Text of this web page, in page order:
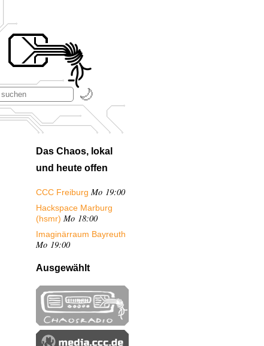
Das Chaos, lokal
und heute offen
CCC Freiburg Mo 19:00
Hackspace Marburg
(hsmr) Mo 18:00
Imaginärraum Bayreuth
Mo 19:00
Ausgewählt